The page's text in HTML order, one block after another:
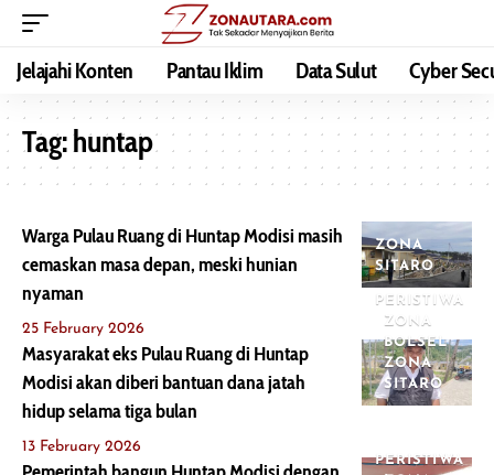
Jelajahi Konten Pantau Iklim Data Sulut Cyber
Tag:huntap
ZONA
SITARO
Warga Pulau Ruang di Huntap Modisi masih
cemaskan masa depan, meski hunian
nyaman
25 February 2026
PERISTIWA
ZONA
BOLSEL
ZONA
SITARO
Masyarakat eks Pulau Ruang di Huntap
Modisi akan diberi bantuan dana jatah
hidup selama tiga bulan
13 February 2026
PERISTIWA